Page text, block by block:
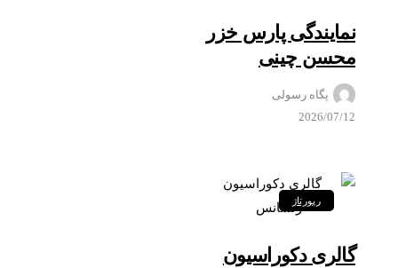
نمایندگی پارس خزر
محسن چینی
پگاه رسولی
2026/07/12
رپورتاژ
گالری دکوراسیون